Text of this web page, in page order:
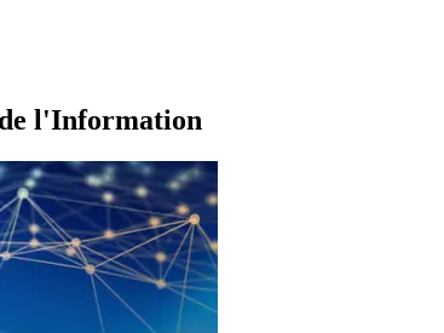
l'Information